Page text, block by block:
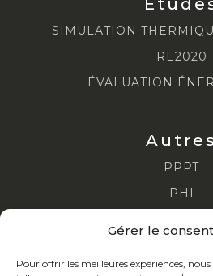
Gérer le
Pour offrir les meilleures expériences,
SIMULATION
RE2020
ÉVALUATION
Autres
PPPT
PHI